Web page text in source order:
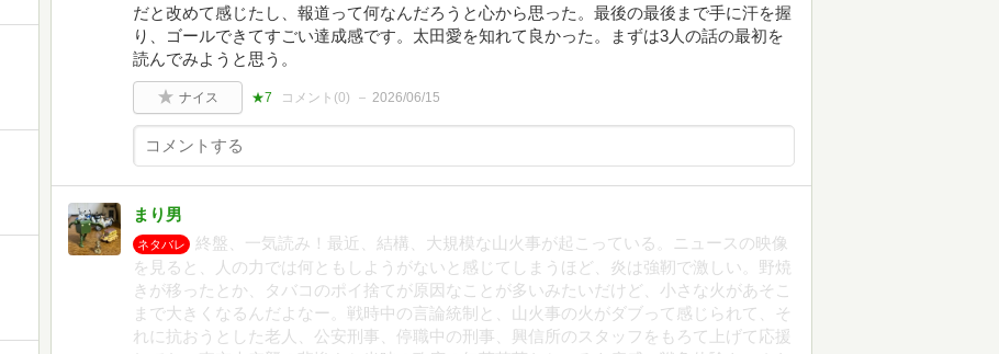
だと改めて感じたし、報道って何なんだろうと心から思った。最後の最後まで手に汗を握
り、ゴールできてすごい達成感です。太田愛を知れて良かった。まずは3人の話の最初を
読んでみようと思う。
ナイス ★7 コメント(0) 2026/06/15
まり男
ネタバレ
終盤、一気読み！最近、結構、大規模な山火事が起こっている。ニュースの映像
を見ると、人の力では何ともしようがないと感じてしまうほど、炎は強靭で激しい。野焼
きが移ったとか、タバコのポイ捨てが原因なことが多いみたいだけど、小さな火があそこ
まで大きくなるんだよなー。戦時中の言論統制と、山火事の火がダブって感じられて、そ
れに抗おうとした老人、公安刑事、停職中の刑事、興信所のスタッフをもろて上げて応援